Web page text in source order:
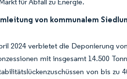
von kommunalem
2024 verbietet die Deponierung
mit insgesamt 14.500
von bis zu